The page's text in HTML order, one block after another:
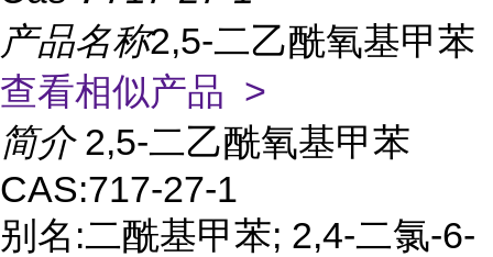
产品名称2,5-二乙酰氧基甲苯
查看相似产品 >
简介 2,5-二乙酰氧基甲苯
CAS:717-27-1
别名:二酰基甲苯; 2,4-二氯-6-